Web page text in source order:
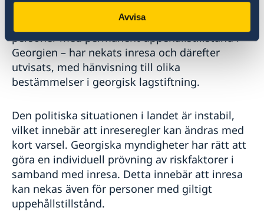
Avvisa
Ambassaden vill uppmärksamma resenärer om
att ett antal EU-medborgare – inklusive
personer med permanent uppehållstillstånd i
Georgien – har nekats inresa och därefter
utvisats, med hänvisning till olika
bestämmelser i georgisk lagstiftning.
Den politiska situationen i landet är instabil,
vilket innebär att inreseregler kan ändras med
kort varsel. Georgiska myndigheter har rätt att
göra en individuell prövning av riskfaktorer i
samband med inresa. Detta innebär att inresa
kan nekas även för personer med giltigt
uppehållstillstånd.